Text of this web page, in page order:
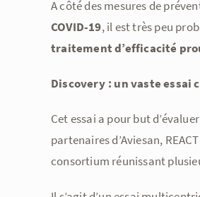
A côté des mesures de
COVID-19, il est très peu
traitement d’efficacité
Discovery : un vaste essai
Cet essai a pour but
partenaires d’Aviesan,
consortium réunissant